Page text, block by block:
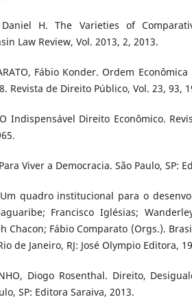
Daniel H. The Varieties of
Law Review, Vol. 2013, 2, 2013.
Fábio Konder. Ordem
Revista de Direito Público, Vol. 23, 93,
O Indispensável Direito Econômico.
Para Viver a Democracia. São Paulo,
Um quadro institucional para o
Francisco Iglésias;
Chacon; Fábio Comparato (Orgs.).
de Janeiro, RJ: José Olympio Editora,
Diogo Rosenthal. Direito,
SP: Editora Saraiva, 2013.